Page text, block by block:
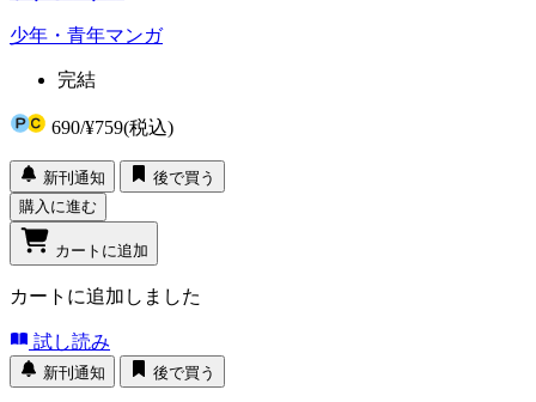
少年・青年マンガ
完結
690/¥759(税込)
新刊通知
後で買う
購入に進む
カートに追加
カートに追加しました
試し読み
新刊通知 後で買う